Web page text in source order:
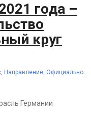
года –
круг
, Направление, Официально
Германии